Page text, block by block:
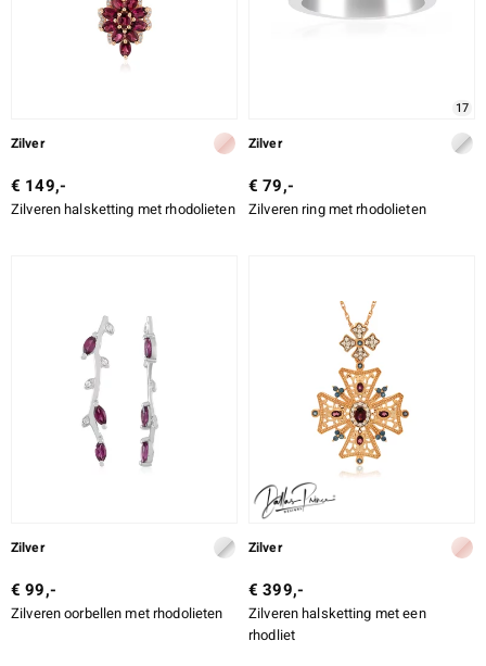
Zilver
€ 149,-
Zilveren halsketting met rhodolieten
17
Zilver
€ 79,-
Zilveren ring met rhodolieten
Zilver
€ 99,-
Zilveren oorbellen met rhodolieten
Zilver
€ 399,-
Zilveren halsketting met een
rhodliet